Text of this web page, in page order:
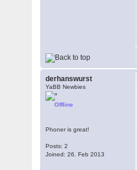
derhanswurst
YaBB Newbies
Offline
Phoner is great!
Posts: 2
Joined: 26. Feb 2013